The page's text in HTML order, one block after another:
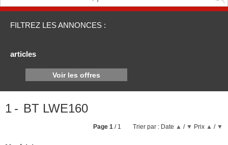
FILTREZ LES ANNONCES :
articles
Voir les offres
1 BT LWE160
Trier par : Date ▲ / ▼ Prix ▲ / ▼
Page 1 / 1